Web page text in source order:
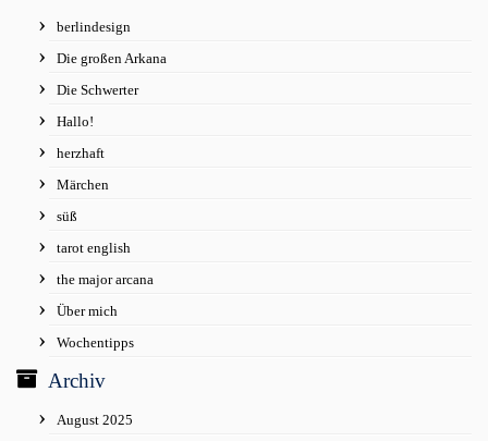
berlindesign
Die großen Arkana
Die Schwerter
Hallo!
herzhaft
Märchen
süß
tarot english
the major arcana
Über mich
Wochentipps
Archiv
August 2025